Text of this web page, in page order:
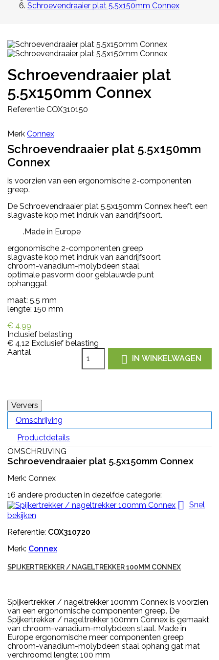
Schroevendraaier plat 5.5x150mm Connex
Schroevendraaier plat
5.5x150mm Connex
Referentie COX310150
Merk Connex
Schroevendraaier plat 5.5x150mm
Connex
is voorzien van een ergonomische 2-componenten
greep.
De Schroevendraaier plat 5.5x150mm Connex heeft een
slagvaste kop met indruk van aandrijfsoort.
.Made in Europe
ergonomische 2-componenten greep
slagvaste kop met indruk van aandrijfsoort
chroom-vanadium-molybdeen staal
optimale pasvorm door geblauwde punt
ophanggat
maat: 5.5 mm
lengte: 150 mm
€ 4,99
Inclusief belasting
€ 4,12 Exclusief belasting
Aantal
 IN WINKELWAGEN
Omschrijving
Productdetails
OMSCHRIJVING
Schroevendraaier plat 5.5x150mm Connex
Merk: Connex
16 andere producten in dezelfde categorie:
 Snel
bekijken
Referentie: COX310720
Merk: Connex
SPIJKERTREKKER / NAGELTREKKER 100MM CONNEX
Spijkertrekker / nageltrekker 100mm Connex is voorzien
van een ergonomische componenten greep. De
Spijkertrekker / nageltrekker 100mm Connex is gemaakt
van chroom-vanadium-molybdeen staal. Made in
Europe ergonomische meer componenten greep
chroom-vanadium-molybdeen staal ophang gat mat
verchroomd lengte: 100 mm